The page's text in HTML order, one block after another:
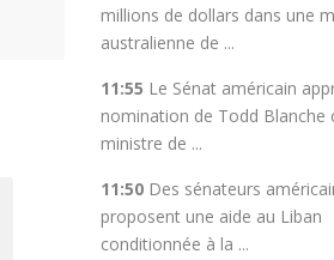
millions de dollars dans une
australienne de ...
11:55 Le Sénat américain
nomination de Todd Blanche
ministre de ...
11:50Des sénateurs
proposent une aide au Liban
conditionnée à la ...